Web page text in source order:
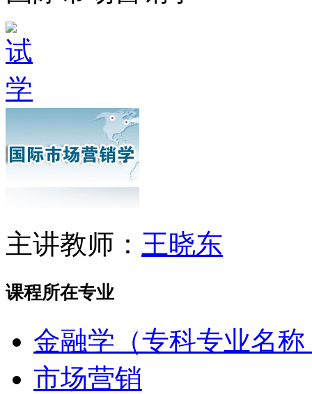
主讲教师： 王晓东
课程所在专业
金融学（专科专业名
市场营销